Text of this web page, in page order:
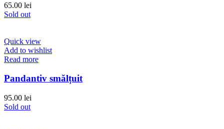
65.00 lei
Sold out
Quick view
Add to wishlist
Read more
Pandantiv smălțuit
95.00 lei
Sold out